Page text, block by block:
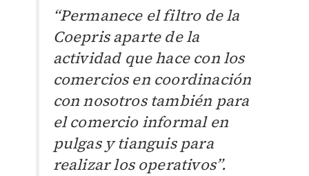
“Permanece el filtro de la
Coepris aparte de la
actividad que hace con los
comercios en coordinación
con nosotros también para
el comercio informal en
pulgas y tianguis para
realizar los operativos”.